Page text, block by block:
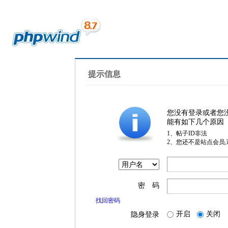
提示信息
您没有登录或者您
能有如下几个原因
1、帖子ID非法
2、您还不是站点会员
密 码
找回密码
隐身登录 开启 关闭